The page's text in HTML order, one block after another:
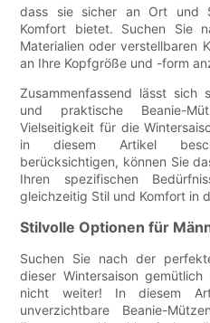
dass sie sicher an Ort und
Komfort bietet. Suchen Sie
Materialien oder verstellbaren
an Ihre Kopfgröße und -form
Zusammenfassend lässt sich
und praktische Beanie-
Vielseitigkeit für die
in diesem Artikel
berücksichtigen, können Sie
Ihren spezifischen
gleichzeitig Stil und Komfort in
Stilvolle Optionen für
Suchen Sie nach der
dieser Wintersaison
nicht weiter! In diesem
unverzichtbare Beanie-